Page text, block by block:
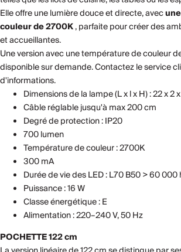
Elle offre une lumière douce et directe, avec
couleur de 2700K, parfaite pour créer des
et accueillantes.
Une version avec une température de couleur
disponible sur demande. Contactez le service
d'informations.
Dimensions de la lampe (L x l x H) : 22 x 2
Câble réglable jusqu'à max 200 cm
Degré de protection : IP20
700 lumen
Température de couleur : 2700K
300 mA
Durée de vie des LED : L70 B50 > 60 000
Puissance : 16 W
Classe énergétique : E
Alimentation : 220–240 V, 50 Hz
POCHETTE 122 cm